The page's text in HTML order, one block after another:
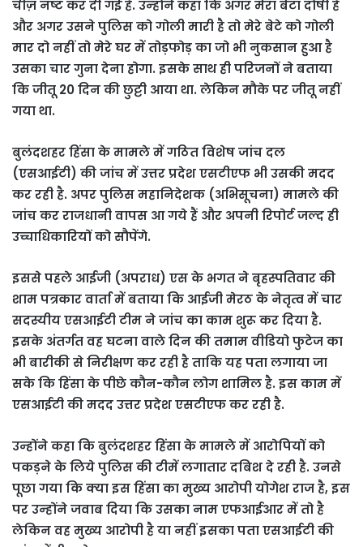
चीज़ नष्ट कर दी गई है. उन्‍होंने कहा कि अगर मेरा बेटा दोषी है
और अगर उसने पुलिस को गोली मारी है तो मेरे बेटे को गोली
मार दो नहीं तो मेरे घर में तोड़फोड़ का जो भी नुकसान हुआ है
उसका चार गुना देना होगा. इसके साथ ही परिजनों ने बताया
कि जीतू 20 दिन की छुट्टी आया था. लेकिन मौके पर जीतू नहीं
गया था.
बुलंदशहर हिंसा के मामले में गठित विशेष जांच दल
(एसआईटी) की जांच में उत्तर प्रदेश एसटीएफ भी उसकी मदद
कर रही है. अपर पुलिस महानिदेशक (अभिसूचना) मामले की
जांच कर राजधानी वापस आ गये हैं और अपनी रिपोर्ट जल्द ही
उच्चाधिकारियों को सौपेंगे.
इससे पहले आईजी (अपराध) एस के भगत ने बृहस्पतिवार की
शाम पत्रकार वार्ता में बताया कि आईजी मेरठ के नेतृत्व में चार
सदस्यीय एसआईटी टीम ने जांच का काम शुरू कर दिया है.
इसके अंतर्गत वह घटना वाले दिन की तमाम वीडियो फुटेज का
भी बारीकी से निरीक्षण कर रही है ताकि यह पता लगाया जा
सके कि हिंसा के पीछे कौन-कौन लोग शामिल है. इस काम में
एसआईटी की मदद उत्तर प्रदेश एसटीएफ कर रही है.
उन्होंने कहा कि बुलंदशहर हिंसा के मामले में आरोपियों को
पकड़ने के लिये पुलिस की टीमें लगातार दबिश दे रही है. उनसे
पूछा गया कि क्या इस हिंसा का मुख्य आरोपी योगेश राज है, इस
पर उन्होंने जवाब दिया कि उसका नाम एफआईआर में तो है
लेकिन वह मुख्य आरोपी है या नहीं इसका पता एसआईटी की